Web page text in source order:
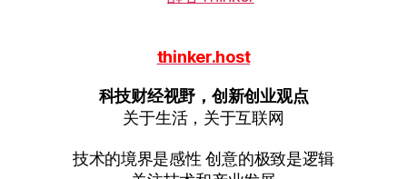
心”
thinker.host
科技财经视野，创新创业观点
关于生活，关于互联网
技术的境界是感性 创意的极致是逻辑